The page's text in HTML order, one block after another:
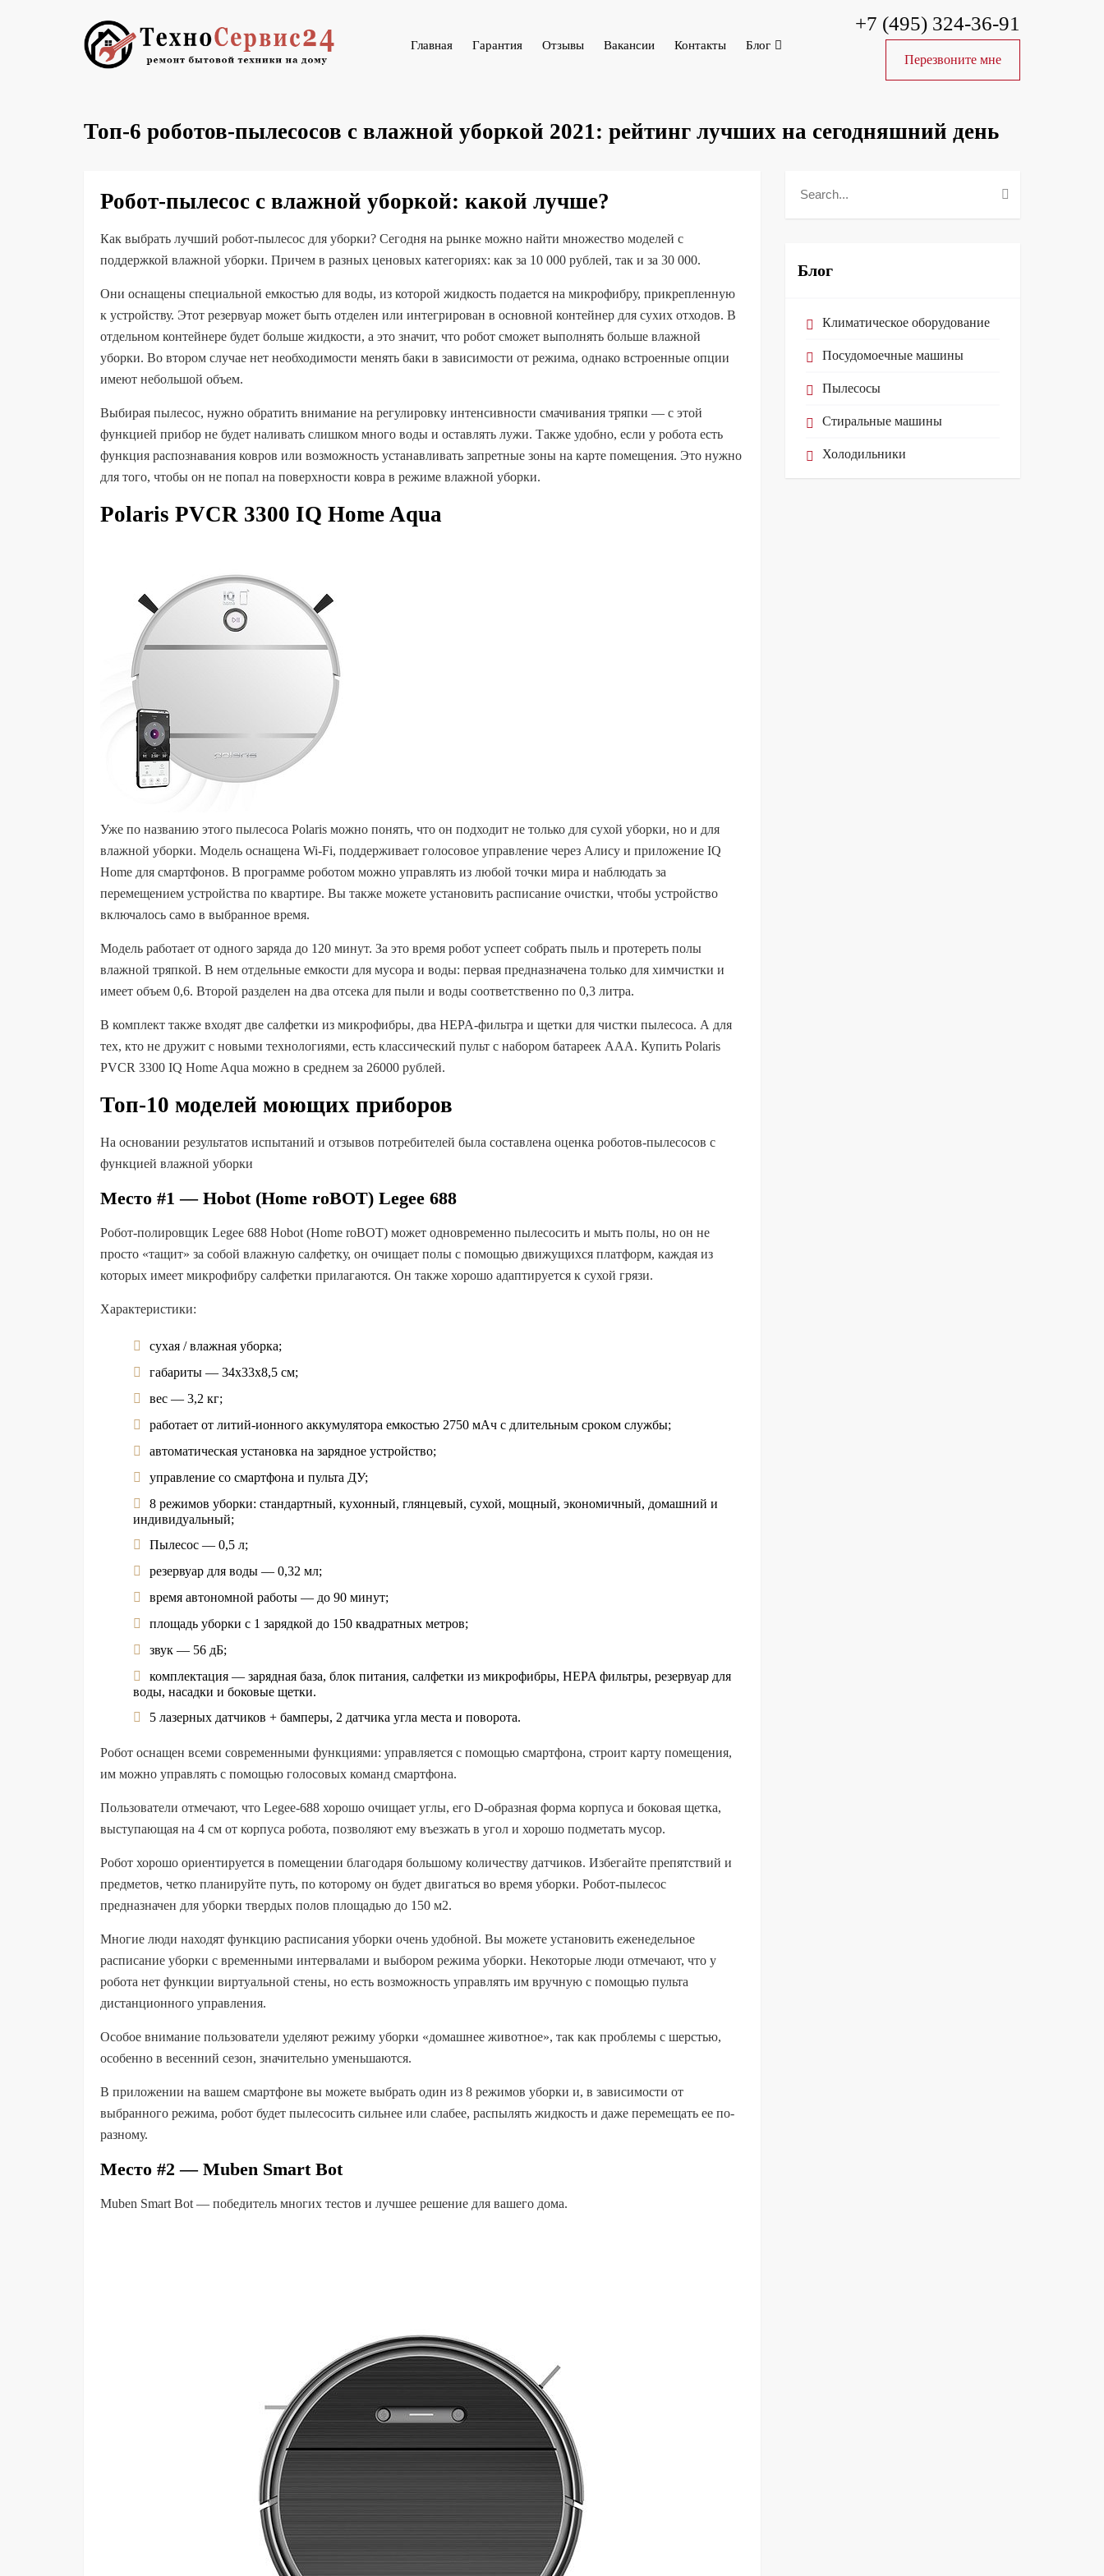
Главная Гарантия Отзывы Вакансии Контакты Блог
+7 (495) 324-36-91
Перезвоните мне
Топ-6 роботов-пылесосов с влажной уборкой 2021: рейтинг лучших на сегодняшний день
Робот-пылесос с влажной уборкой: какой лучше?
Как выбрать лучший робот-пылесос для уборки? Сегодня на рынке можно найти множество моделей с
поддержкой влажной уборки. Причем в разных ценовых категориях: как за 10 000 рублей, так и за 30 000.
Они оснащены специальной емкостью для воды, из которой жидкость подается на микрофибру, прикрепленную
к устройству. Этот резервуар может быть отделен или интегрирован в основной контейнер для сухих отходов. В
отдельном контейнере будет больше жидкости, а это значит, что робот сможет выполнять больше влажной
уборки. Во втором случае нет необходимости менять баки в зависимости от режима, однако встроенные опции
имеют небольшой объем.
Выбирая пылесос, нужно обратить внимание на регулировку интенсивности смачивания тряпки — с этой
функцией прибор не будет наливать слишком много воды и оставлять лужи. Также удобно, если у робота есть
функция распознавания ковров или возможность устанавливать запретные зоны на карте помещения. Это нужно
для того, чтобы он не попал на поверхности ковра в режиме влажной уборки.
Polaris PVCR 3300 IQ Home Aqua
Уже по названию этого пылесоса Polaris можно понять, что он подходит не только для сухой уборки, но и для
влажной уборки. Модель оснащена Wi-Fi, поддерживает голосовое управление через Алису и приложение IQ
Home для смартфонов. В программе роботом можно управлять из любой точки мира и наблюдать за
перемещением устройства по квартире. Вы также можете установить расписание очистки, чтобы устройство
включалось само в выбранное время.
Модель работает от одного заряда до 120 минут. За это время робот успеет собрать пыль и протереть полы
влажной тряпкой. В нем отдельные емкости для мусора и воды: первая предназначена только для химчистки и
имеет объем 0,6. Второй разделен на два отсека для пыли и воды соответственно по 0,3 литра.
В комплект также входят две салфетки из микрофибры, два HEPA-фильтра и щетки для чистки пылесоса. А для
тех, кто не дружит с новыми технологиями, есть классический пульт с набором батареек AAA. Купить Polaris
PVCR 3300 IQ Home Aqua можно в среднем за 26000 рублей.
Топ-10 моделей моющих приборов
На основании результатов испытаний и отзывов потребителей была составлена ​​оценка роботов-пылесосов с
функцией влажной уборки
Место #1 — Hobot (Home roBOT) Legee 688
Робот-полировщик Legee 688 Hobot (Home roBOT) может одновременно пылесосить и мыть полы, но он не
просто «тащит» за собой влажную салфетку, он очищает полы с помощью движущихся платформ, каждая из
которых имеет микрофибру салфетки прилагаются. Он также хорошо адаптируется к сухой грязи.
Характеристики:
сухая / влажная уборка;
габариты — 34х33х8,5 см;
вес — 3,2 кг;
работает от литий-ионного аккумулятора емкостью 2750 мАч с длительным сроком службы;
автоматическая установка на зарядное устройство;
управление со смартфона и пульта ДУ;
8 режимов уборки: стандартный, кухонный, глянцевый, сухой, мощный, экономичный, домашний и
индивидуальный;
Пылесос — 0,5 л;
резервуар для воды — 0,32 мл;
время автономной работы — до 90 минут;
площадь уборки с 1 зарядкой до 150 квадратных метров;
звук — 56 дБ;
комплектация — зарядная база, блок питания, салфетки из микрофибры, HEPA фильтры, резервуар для
воды, насадки и боковые щетки.
5 лазерных датчиков + бамперы, 2 датчика угла места и поворота.
Робот оснащен всеми современными функциями: управляется с помощью смартфона, строит карту помещения,
им можно управлять с помощью голосовых команд смартфона.
Пользователи отмечают, что Legee-688 хорошо очищает углы, его D-образная форма корпуса и боковая щетка,
выступающая на 4 см от корпуса робота, позволяют ему въезжать в угол и хорошо подметать мусор.
Робот хорошо ориентируется в помещении благодаря большому количеству датчиков. Избегайте препятствий и
предметов, четко планируйте путь, по которому он будет двигаться во время уборки. Робот-пылесос
предназначен для уборки твердых полов площадью до 150 м2.
Многие люди находят функцию расписания уборки очень удобной. Вы можете установить еженедельное
расписание уборки с временными интервалами и выбором режима уборки. Некоторые люди отмечают, что у
робота нет функции виртуальной стены, но есть возможность управлять им вручную с помощью пульта
дистанционного управления.
Особое внимание пользователи уделяют режиму уборки «домашнее животное», так как проблемы с шерстью,
особенно в весенний сезон, значительно уменьшаются.
В приложении на вашем смартфоне вы можете выбрать один из 8 режимов уборки и, в зависимости от
выбранного режима, робот будет пылесосить сильнее или слабее, распылять жидкость и даже перемещать ее по-
разному.
Место #2 — Muben Smart Bot
Muben Smart Bot — победитель многих тестов и лучшее решение для вашего дома.
Блог
Климатическое оборудование
Посудомоечные машины
Пылесосы
Стиральные машины
Холодильники